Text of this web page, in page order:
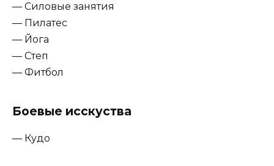
— Силовые занятия
— Пилатес
— Йога
— Степ
— Фитбол
Боевые исскуства
— Кудо